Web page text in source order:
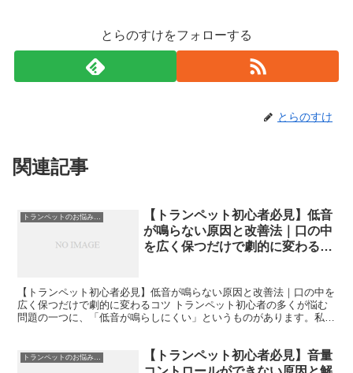
とらのすけをフォローする
とらのすけ
関連記事
トランペットのお悩み解決
【トランペット初心者必見】低音
が鳴らない原因と改善法｜口の中
を広く保つだけで劇的に変わるコ
【トランペット初心者必見】低音が鳴らない原因と改善法｜口の中を
広く保つだけで劇的に変わるコツ トランペット初心者の多くが悩む
問題の一つに、「低音が鳴らしにくい」というものがあります。私自
トランペットのお悩み解決
【トランペット初心者必見】音量